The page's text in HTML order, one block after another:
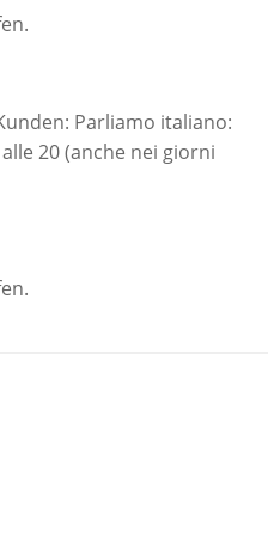
Parliamo italiano:
20 (anche nei giorni